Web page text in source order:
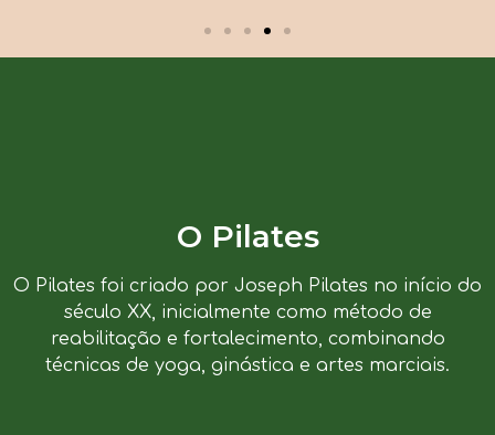
O Pilates
O Pilates foi criado por Joseph Pilates no início do
século XX, inicialmente como método de
reabilitação e fortalecimento, combinando
técnicas de yoga, ginástica e artes marciais.